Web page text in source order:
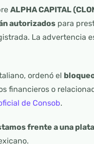
ALPHA CAPITAL
autorizados para
La advertencia
ordenó el
financieros o
de Consob.
frente a una